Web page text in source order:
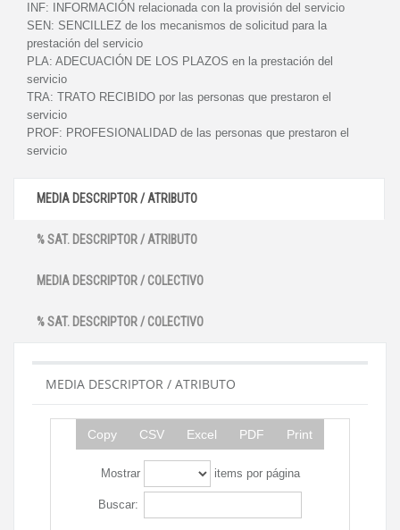
INF:
INFORMACIÓN relacionada con la provisión del servicio
SEN: SENCILLEZ de los mecanismos de solicitud para la
prestación del servicio
PLA: ADECUACIÓN DE LOS PLAZOS en la prestación del
servicio
TRA: TRATO RECIBIDO por las personas que prestaron el
servicio
PROF: PROFESIONALIDAD de las personas que prestaron el
servicio
MEDIA DESCRIPTOR / ATRIBUTO
% SAT. DESCRIPTOR / ATRIBUTO
MEDIA DESCRIPTOR / COLECTIVO
% SAT. DESCRIPTOR / COLECTIVO
MEDIA DESCRIPTOR / ATRIBUTO
Copy CSV Excel PDF Print
Mostrar items por página
Buscar: